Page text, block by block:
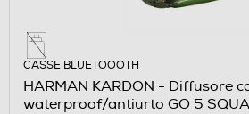
CASSE BLUETOOOTH
HARMAN KARDON - Diffusore
waterproof/antiurto GO 5